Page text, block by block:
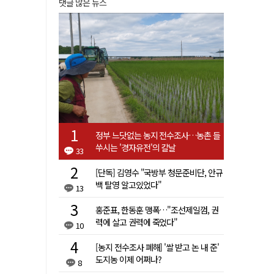
댓글 많은 뉴스
33
정부 느닷없는 농지 전수조사…농촌 들
쑤시는 '경자유전'의 칼날
13
[단독] 김영수 "국방부 청문준비단, 안규
백 탈영 알고있었다"
10
홍준표, 한동훈 맹폭…"조선제일껌, 권
력에 살고 권력에 죽었다"
8
[농지 전수조사 폐해] '쌀 받고 논 내 준'
도지농 이제 어쩌나?